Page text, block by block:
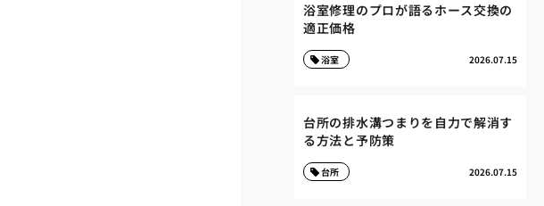
浴室修理のプロが語るホース交換の
適正価格
2026.07.15
浴室
台所の排水溝つまりを自力で解消す
る方法と予防策
2026.07.15
台所